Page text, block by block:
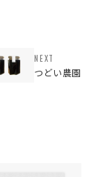
NEXT
つどい農園